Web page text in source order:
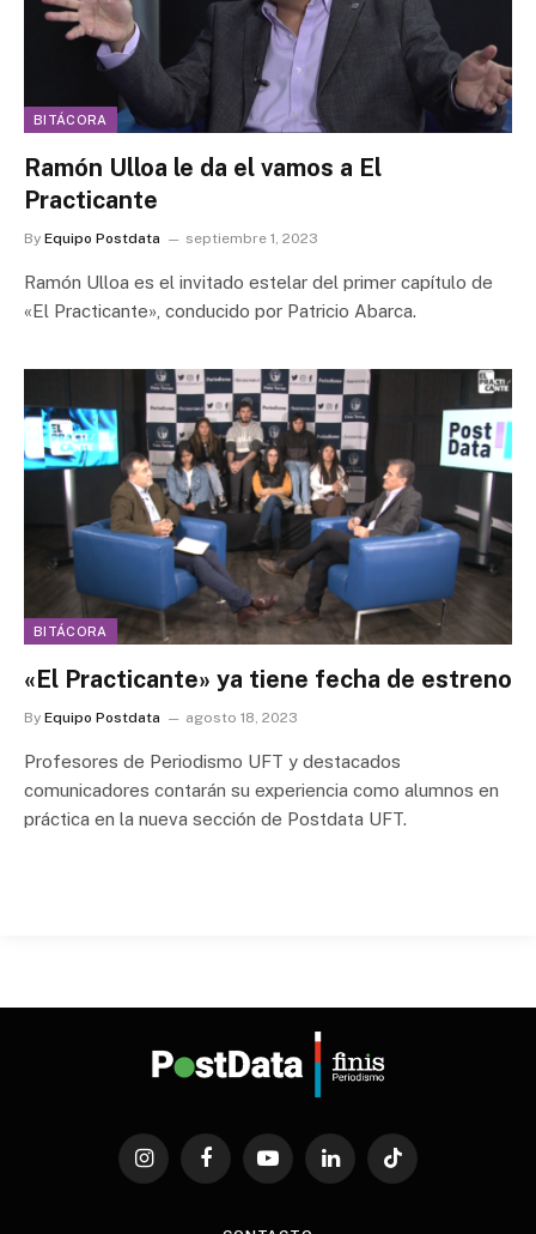
BITÁCORA
Ramón Ulloa le da el vamos a El
Practicante
By Equipo Postdata septiembre 1, 2023
Ramón Ulloa es el invitado estelar del primer capítulo de
«El Practicante», conducido por Patricio Abarca.
BITÁCORA
«El Practicante» ya tiene fecha de estreno
By Equipo Postdata agosto 18, 2023
Profesores de Periodismo UFT y destacados
comunicadores contarán su experiencia como alumnos en
práctica en la nueva sección de Postdata UFT.
InstagramFacebookYouTubeLinkedInTikTok